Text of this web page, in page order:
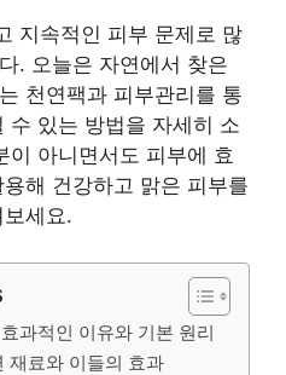
지속적인 피부 문제로 많
. 오늘은 자연에서 찾은
천연팩과 피부관리를 통
수 있는 방법을 자세히 소
이 아니면서도 피부에 효
해 건강하고 맑은 피부를
세요.
과적인 이유와 기본 원리
재료와 이들의 효과